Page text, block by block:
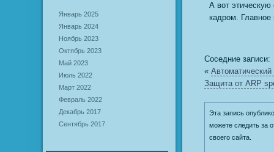
Январь 2025
Январь 2024
Ноябрь 2023
Октябрь 2023
Май 2023
Июль 2022
Март 2022
Февраль 2022
Декабрь 2017
Сентябрь 2017
А вот этическую
кадром.
Соседние записи:
«
Защита от ARP
Эта запись
можете следить за
своего сайта.